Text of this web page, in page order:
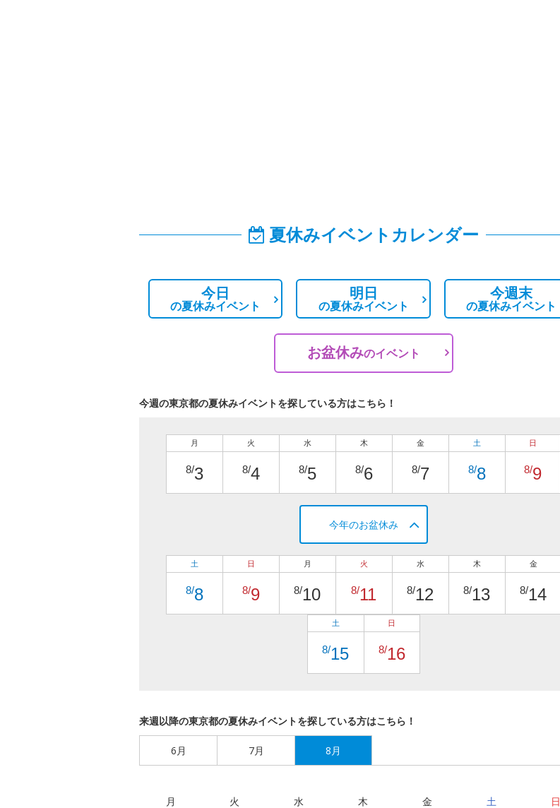
夏休みイベントカレンダー
今日
の夏休みイベント
明日
の夏休みイベント
今週末
の夏休みイベント
お盆休みのイベント
今週の東京都の夏休みイベントを探している方はこちら！
月
8/3
火
8/4
水
8/5
木
8/6
金
8/7
土
8/8
日
8/9
今年のお盆休み
土
8/8
日
8/9
月
8/10
火
8/11
水
8/12
木
8/13
金
8/14
土
8/15
日
8/16
来週以降の東京都の夏休みイベントを探している方はこちら！
6月 7月 8月
月 火 水 木 金 土 日